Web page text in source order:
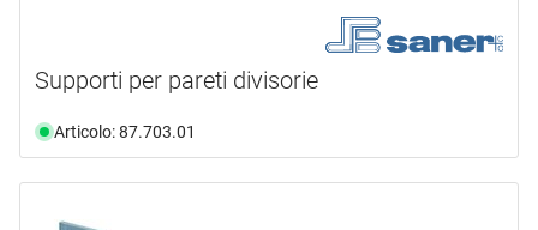
Supporti per pareti divisorie
Articolo: 87.703.01